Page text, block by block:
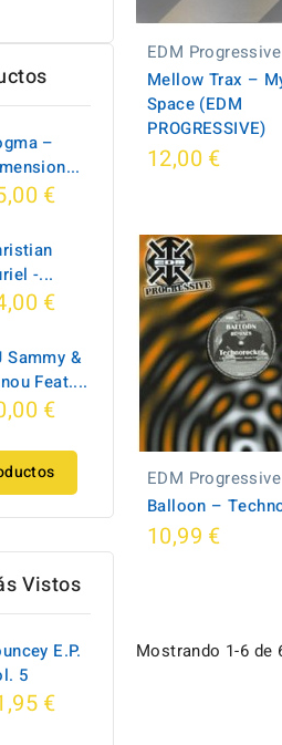
–
€
-...
€
Sammy &
Feat....
€
Vistos
E.P.
5
€
EDM Progressive
Mellow Trax –
Space (EDM
PROGRESSIVE)
12,00 €
EDM Progressive
Balloon ‎–
10,99 €
Mostrando 1-6 de